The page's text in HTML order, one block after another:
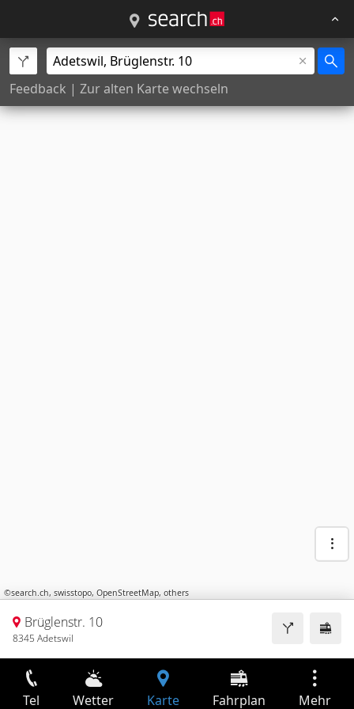
Feedback | Zur alten Karte wechseln
©search.ch, swisstopo, OpenStreetMap, others
Brüglenstr. 10
8345 Adetswil
Tel Wetter Karte Fahrplan Mehr